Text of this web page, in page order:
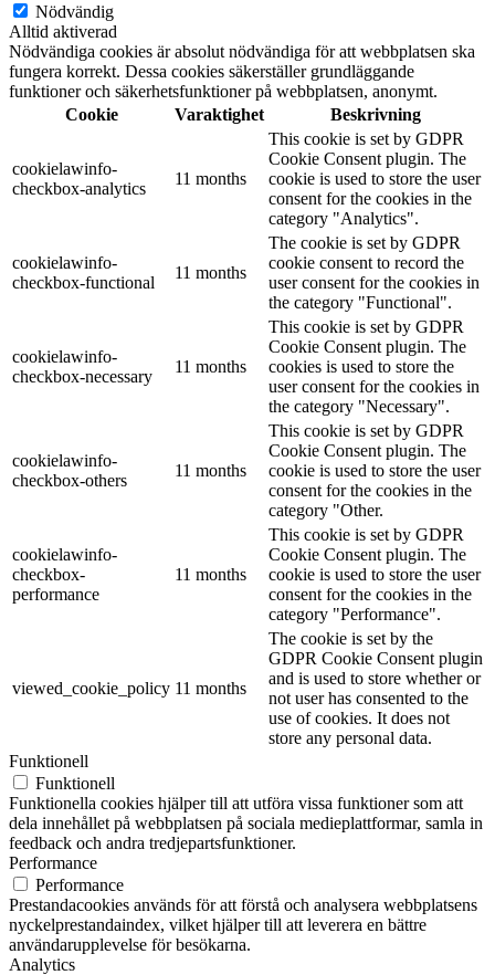
Nödvändig
Alltid aktiverad
Nödvändiga cookies är absolut nödvändiga för att webbplatsen ska
fungera korrekt. Dessa cookies säkerställer grundläggande
funktioner och säkerhetsfunktioner på webbplatsen, anonymt.
Cookie
Varaktighet Beskrivning
cookielawinfo-
checkbox-analytics
11 months
This cookie is set by GDPR
Cookie Consent plugin. The
cookie is used to store the user
consent for the cookies in the
category "Analytics".
cookielawinfo-
checkbox-functional
11 months
The cookie is set by GDPR
cookie consent to record the
user consent for the cookies in
the category "Functional".
cookielawinfo-
checkbox-necessary
11 months
This cookie is set by GDPR
Cookie Consent plugin. The
cookies is used to store the
user consent for the cookies in
the category "Necessary".
cookielawinfo-
checkbox-others
11 months
This cookie is set by GDPR
Cookie Consent plugin. The
cookie is used to store the user
consent for the cookies in the
category "Other.
cookielawinfo-
checkbox-
performance
11 months
This cookie is set by GDPR
Cookie Consent plugin. The
cookie is used to store the user
consent for the cookies in the
category "Performance".
viewed_cookie_policy 11 months
The cookie is set by the
GDPR Cookie Consent plugin
and is used to store whether or
not user has consented to the
use of cookies. It does not
store any personal data.
Funktionell
Funktionell
Funktionella cookies hjälper till att utföra vissa funktioner som att
dela innehållet på webbplatsen på sociala medieplattformar, samla in
feedback och andra tredjepartsfunktioner.
Performance
Performance
Prestandacookies används för att förstå och analysera webbplatsens
nyckelprestandaindex, vilket hjälper till att leverera en bättre
användarupplevelse för besökarna.
Analytics